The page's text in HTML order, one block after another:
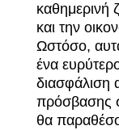
καθημερινή
και την
Ωστόσο,
ένα
διασφάλιση
πρόσβασης
θα